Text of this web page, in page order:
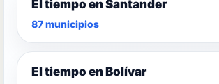
El tiempo en Santander
87 municipios
El tiempo en Bolívar